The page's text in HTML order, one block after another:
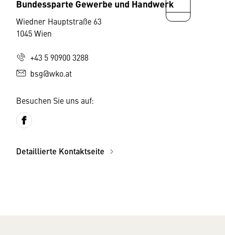
Bundessparte Gewerbe und Handwerk
Wiedner Hauptstraße 63
1045 Wien
+43 5 90900 3288
bsg@wko.at
Besuchen Sie uns auf:
Detaillierte Kontaktseite